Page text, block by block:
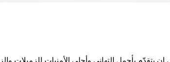
بأجمل التهاني وأحلى الأمنيات للزميلات